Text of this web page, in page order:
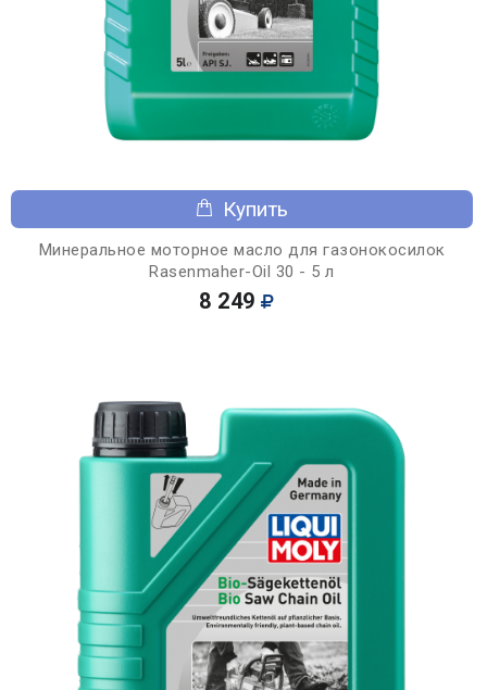
Купить
Минеральное моторное масло для газонокосилок
Rasenmaher-Oil 30 - 5 л
8 249